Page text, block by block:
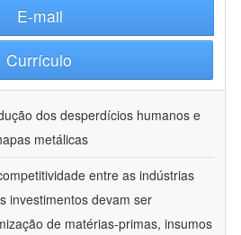
E-mail
Currículo
dos desperdícios humanos e
metálicas
entre as indústrias
investimentos devam ser
de matérias-primas, insumos